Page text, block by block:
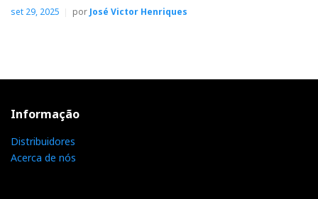
La Grande Castine
set 29, 2025 porJosé Victor Henriques
Informação
Distribuidores
Acerca de nós